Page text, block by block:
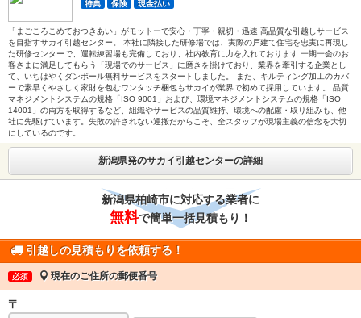
特典 保険 現金払い
「まごころこめておつきあい」がモットーで安心・丁寧・親切・迅速 高品質な引越しサービス
を目指すサカイ引越センター。 本社に隣接した研修場では、実際の戸建て住宅を忠実に再現し
た研修センターで、運転練習場も完備しており、社内教育に力を入れております 一期一会のお
客さまに満足してもらう「現場でのサービス」に磨きを掛けており、業界を牽引する企業とし
て、いちはやくダンボール無料サービスをスタートしました。 また、キルティング加工のカバ
ーで素早くやさしく家財を包むワンタッチ梱包もサカイが業界で初めて採用しています。 品質
マネジメントシステムの規格「ISO 9001」および、環境マネジメントシステムの規格「ISO
14001」の両方を取得するなど、組織やサービスの品質維持、環境への配慮・取り組みも、他
社に先駆けています。失敗の許されない運搬だからこそ、全スタッフが現場主義の信念を大切
にしているのです。
新潟県発のサカイ引越センターの詳細
新潟県柏崎市に対応する業者に
無料で簡単一括見積もり！
引越しの見積もりを依頼する！
必須 現在のご住所の郵便番号
〒